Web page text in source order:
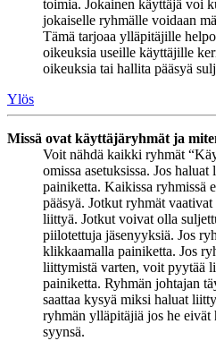
toimia. Jokainen käyttäjä voi
jokaiselle ryhmälle voidaan
Tämä tarjoaa ylläpitäjille
oikeuksia useille käyttäjille
oikeuksia tai hallita pääsyä
Ylös
Missä ovat käyttäjäryhmät ja
Voit nähdä kaikki ryhmät
omissa asetuksissa. Jos
painiketta. Kaikissa ryhmissä
pääsyä. Jotkut ryhmät
liittyä. Jotkut voivat olla
piilotettuja jäsenyyksiä. Jos
klikkaamalla painiketta. Jos
liittymistä varten, voit pyytää
painiketta. Ryhmän johtajan
saattaa kysyä miksi haluat
ryhmän ylläpitäjiä jos he
syynsä.